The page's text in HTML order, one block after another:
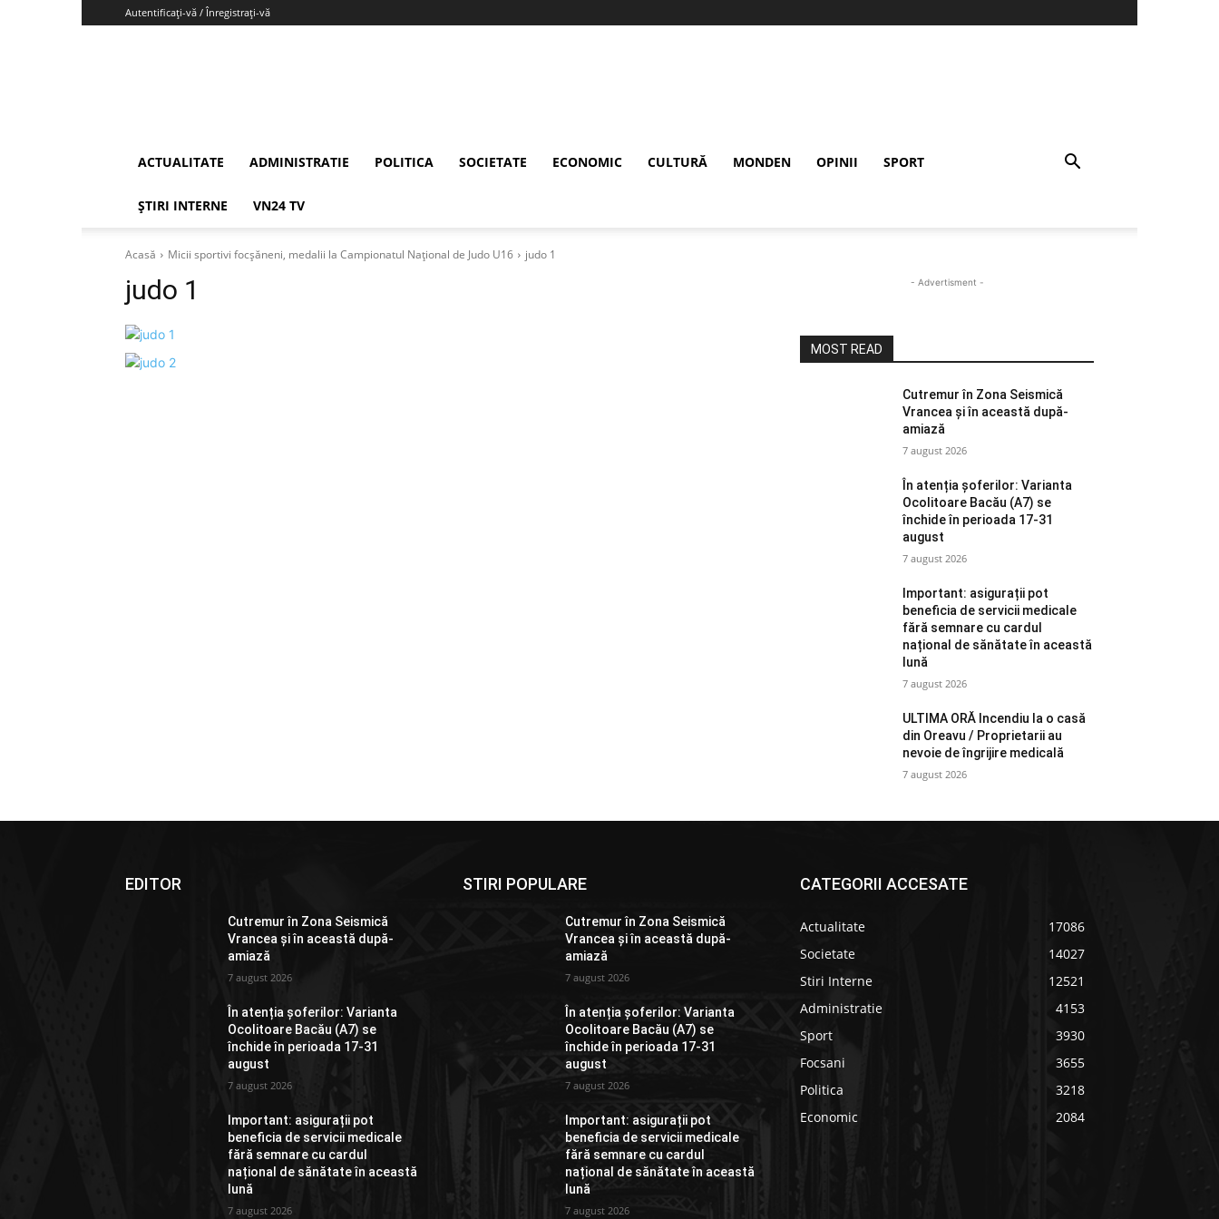
Autentificați-vă / Înregistrați-vă
ACTUALITATE ADMINISTRATIE POLITICA SOCIETATE ECONOMIC CULTURĂ MONDEN OPINII SPORT
ȘTIRI INTERNE VN24 TV
Acasă Micii sportivi focșăneni, medalii la Campionatul Național de Judo U16 judo 1
judo 1 - Advertisment -
MOST READ
Cutremur în Zona Seismică
Vrancea și în această după-
amiază
7 august 2026
În atenția șoferilor: Varianta
Ocolitoare Bacău (A7) se
închide în perioada 17-31
august
7 august 2026
Important: asigurații pot
beneficia de servicii medicale
fără semnare cu cardul
național de sănătate în această
lună
7 august 2026
ULTIMA ORĂ Incendiu la o casă
din Oreavu / Proprietarii au
nevoie de îngrijire medicală
7 august 2026
EDITOR
Cutremur în Zona Seismică
Vrancea și în această după-
amiază
7 august 2026
În atenția șoferilor: Varianta
Ocolitoare Bacău (A7) se
închide în perioada 17-31
august
7 august 2026
Important: asigurații pot
beneficia de servicii medicale
fără semnare cu cardul
național de sănătate în această
lună
7 august 2026
STIRI POPULARE
Cutremur în Zona Seismică
Vrancea și în această după-
amiază
7 august 2026
În atenția șoferilor: Varianta
Ocolitoare Bacău (A7) se
închide în perioada 17-31
august
7 august 2026
Important: asigurații pot
beneficia de servicii medicale
fără semnare cu cardul
național de sănătate în această
lună
7 august 2026
CATEGORII ACCESATE
Actualitate
17086
Societate
14027
Stiri Interne
12521
Administratie
4153
Sport
3930
Focsani
3655
Politica
3218
Economic
2084